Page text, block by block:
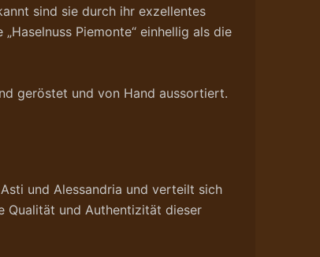
sind sie durch ihr exzellentes
Piemonte“ einhellig als die
geröstet und von Hand aussortiert.
und Alessandria und verteilt sich
Qualität und Authentizität dieser